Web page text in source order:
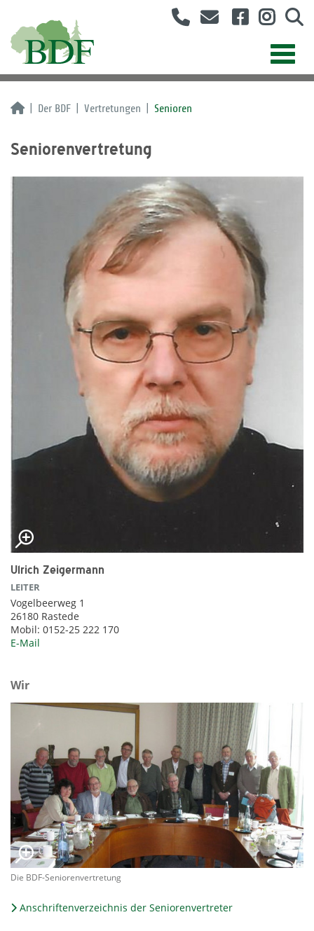
Der BDF Vertretungen Senioren
Seniorenvertretung
Ulrich Zeigermann
LEITER
Vogelbeerweg 1
26180 Rastede
Mobil: 0152-25 222 170
E-Mail
Wir
Die BDF-Seniorenvertretung
Anschriftenverzeichnis der Seniorenvertreter